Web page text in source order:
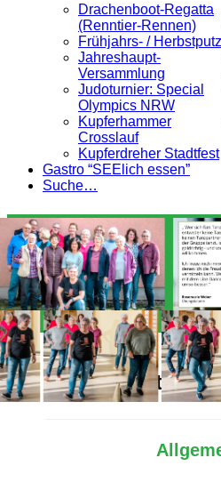
Drachenboot-Regatta
(Renntier-Rennen)
Frühjahrs- / Herbstputz
Jahreshaupt-
Versammlung
Judoturnier: Special
Olympics NRW
Kupferhammer
Crosslauf
Kupferdreher Stadtfest
Gastro “SEElich essen”
Suche…
Alles Wichtige